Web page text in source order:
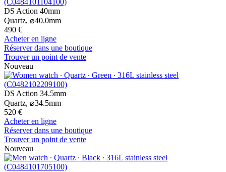
DS Action 40mm
Quartz, ⌀40.0mm
490 €
Acheter en ligne
Réserver dans une boutique
Trouver un point de vente
Nouveau
DS Action 34.5mm
Quartz, ⌀34.5mm
520 €
Acheter en ligne
Réserver dans une boutique
Trouver un point de vente
Nouveau